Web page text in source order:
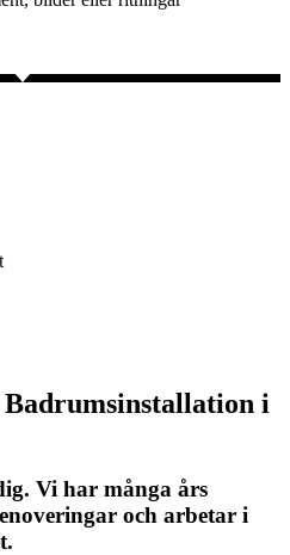
i
Vi har många års
och arbetar i